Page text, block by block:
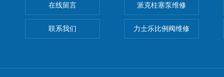
在线留言
联系我们
派克柱塞泵维修
力士乐比例阀维修